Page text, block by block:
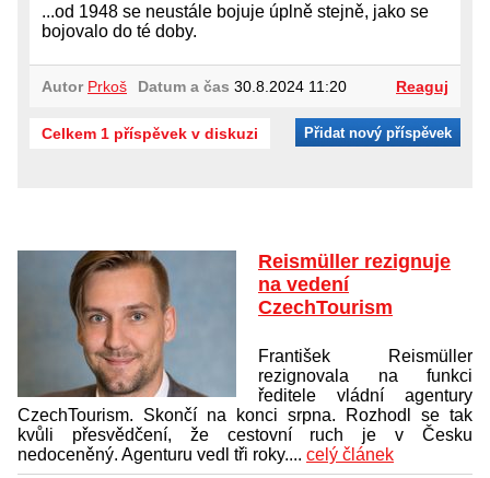
...od 1948 se neustále bojuje úplně stejně, jako se
bojovalo do té doby.
Autor Prkoš Datum a čas 30.8.2024 11:20 Reaguj
Celkem 1 příspěvek v diskuzi Přidat nový příspěvek
Reismüller rezignuje
na vedení
CzechTourism
František Reismüller
rezignovala na funkci
ředitele vládní agentury
CzechTourism. Skončí na konci srpna. Rozhodl se tak
kvůli přesvědčení, že cestovní ruch je v Česku
nedoceněný. Agenturu vedl tři roky.... celý článek